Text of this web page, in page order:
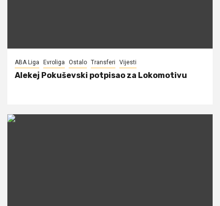
ABA Liga Evroliga Ostalo Transferi Vijesti
Alekej Pokuševski potpisao za Lokomotivu